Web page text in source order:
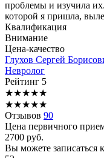
проблемы и изучила
которой я пришла,
Квалификация
Внимание
Цена-качество
Глухов Сергей
Невролог
Рейтинг 5
★★★★★
★★★★★
Отзывов 90
Цена первичного
2700 руб.
Вы можете записаться